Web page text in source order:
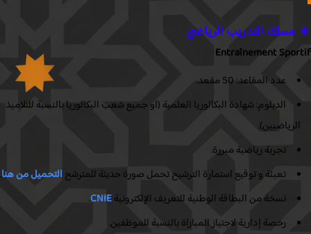
التدريب الرياضي
Entraînement
عدد المقاعد: 50 مقعد.
الدبلوم: شهادة البكالوريا العلمية (او جميع شعب البكالوريا بالنسبة للتلاميذ
تجربة رياضية مبررة.
تعبئة و توقيع استمارة الترشيح تحمل صورة حديثة للمترشحالتحميل من هنا.
نسخة من البطاقة الوطنية للتعريف الإلكترونيةCNIE
.
رخصة إدارية لاجتياز المباراة بالنسبة للموظفين.